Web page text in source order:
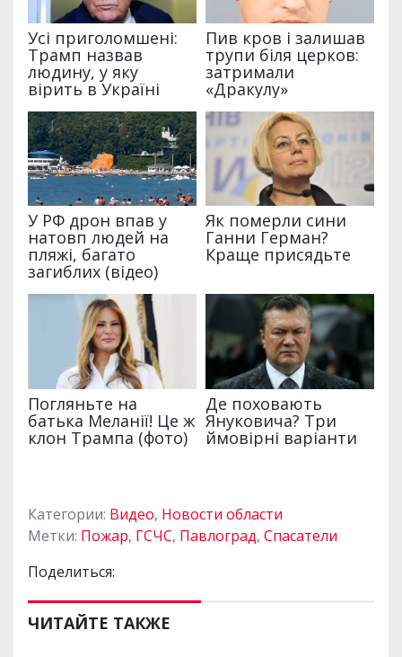
Категории: Видео, Новости области
Метки: Пожар, ГСЧС, Павлоград, Спасатели
Поделиться:
ЧИТАЙТЕ ТАКЖЕ